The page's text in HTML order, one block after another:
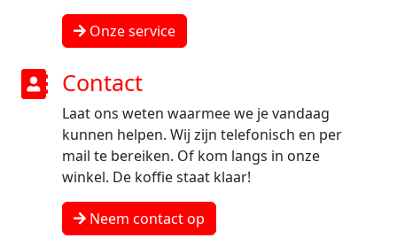
Onze service
Contact
Laat ons weten waarmee we je vandaag
kunnen helpen. Wij zijn telefonisch en per
mail te bereiken. Of kom langs in onze
winkel. De koffie staat klaar!
Neem contact op